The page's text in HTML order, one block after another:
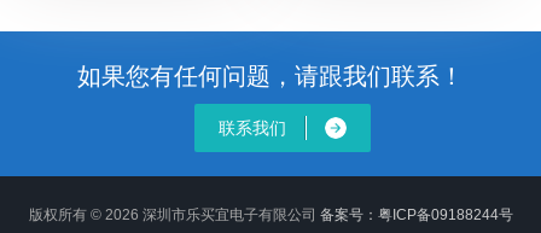
如果您有任何问题，请跟我们联系！
联系我们
版权所有 © 2026 深圳市乐买宜电子有限公司 备案号：粤ICP备09188244号